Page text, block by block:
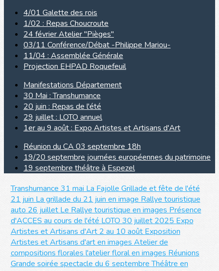
4/01 Galette des rois
1/02 : Repas Choucroute
24 février Atelier "Pièges"
03/11 Conférence/Débat -Philippe Mariou-
11/04 : Assemblée Générale
Projection EHPAD Roquefeuil
Manifestations Département
30 Mai : Transhumance
20 juin : Repas de l'été
29 juillet : LOTO annuel
1er au 9 août : Expo Artistes et Artisans d'Art
Réunion du CA 03 septembre 18h
19/20 septembre journées européennes du patrimoine
19 septembre théâtre à Espezel
Transhumance 31 mai La Fajolle Grillade et fête de l'été
21 juin La grillade du 21 juin en image Rallye touristique
auto 26 juillet Le Rallye touristique en images Présence
d'ACCES au cours de l'été LOTO 30 juillet 2025 Expo
Artistes et Artisans d'Art 2 au 10 août Exposition
Artistes et Artisans d'art en images Atelier de
compositions florales l'atelier floral en images Réunions
Grande soirée spectacle du 6 septembreThéâtre en